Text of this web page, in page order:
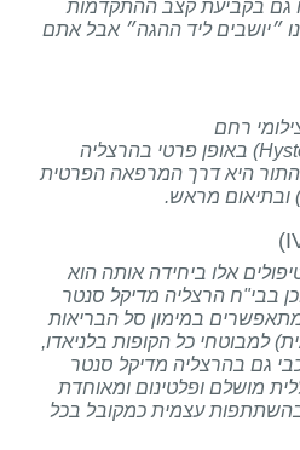
גם בקביעת קצב ההתקדמות
״יושבים ליד ההגה״ אבל אתם
רחם
(Hysterosalpingography) באופן פרטי בהרצליה
היא דרך המרפאה הפרטית
ובתיאום מראש.
אלו ביחידה אותה הוא
בבי"ח הרצליה מדיקל סנטר
במימון סל הבריאות
למבוטחי כל הקופות בלניאדו,
גם בהרצליה מדיקל סנטר
מושלם ופלטינום ומאוחדת
בהשתתפות עצמית כמקובל בכל